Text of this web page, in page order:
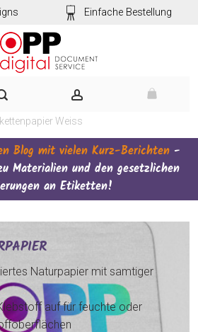
Einfache Bestellung
Weiss
Blog mit vielen Kurz-Berichten-
Materialien und den gesetzlichen
an Etiketten!
Naturpapier mit samtiger
auf für feuchte oder